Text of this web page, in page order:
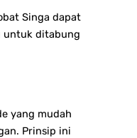
Singa dapat
untuk ditabung
yang mudah
Prinsip ini